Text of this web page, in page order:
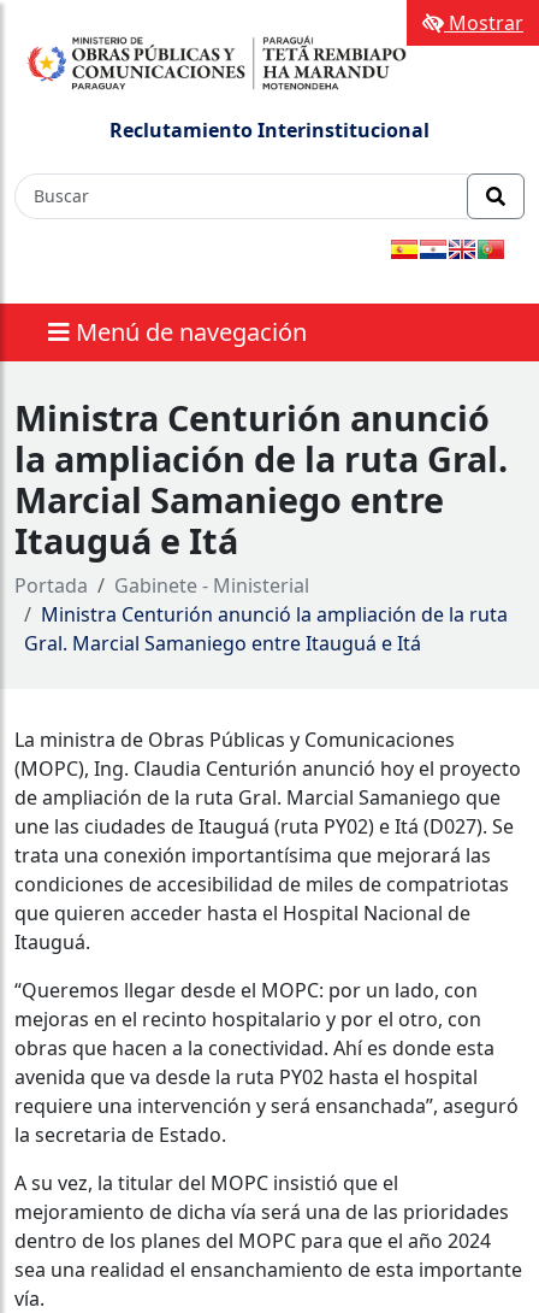
Reclutamiento Interinstitucional
Menú de navegación
Mostrar
Ministra Centurión anunció
la ampliación de la ruta Gral.
Marcial Samaniego entre
Itauguá e Itá
Portada
Gabinete - Ministerial
Ministra Centurión anunció la ampliación de la ruta
Gral. Marcial Samaniego entre Itauguá e Itá
La ministra de Obras Públicas y Comunicaciones
(MOPC), Ing. Claudia Centurión anunció hoy el proyecto
de ampliación de la ruta Gral. Marcial Samaniego que
une las ciudades de Itauguá (ruta PY02) e Itá (D027). Se
trata una conexión importantísima que mejorará las
condiciones de accesibilidad de miles de compatriotas
que quieren acceder hasta el Hospital Nacional de
Itauguá.
“Queremos llegar desde el MOPC: por un lado, con
mejoras en el recinto hospitalario y por el otro, con
obras que hacen a la conectividad. Ahí es donde esta
avenida que va desde la ruta PY02 hasta el hospital
requiere una intervención y será ensanchada”, aseguró
la secretaria de Estado.
A su vez, la titular del MOPC insistió que el
mejoramiento de dicha vía será una de las prioridades
dentro de los planes del MOPC para que el año 2024
sea una realidad el ensanchamiento de esta importante
vía.